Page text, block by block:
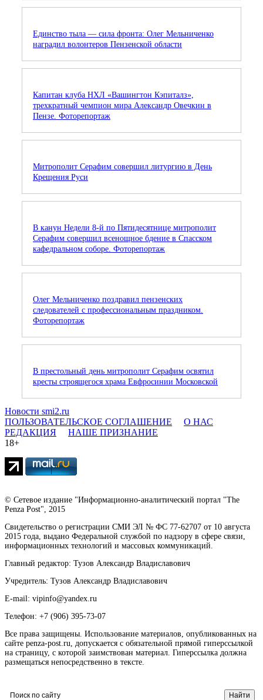
Единство тыла — сила фронта: Олег Мельниченко
наградил волонтеров Пензенской области
Капитан клуба НХЛ «Вашингтон Кэпиталз»,
трехкратный чемпион мира Александр Овечкин в
Пензе. Фоторепортаж
Митрополит Серафим совершил литургию в День
Крещения Руси
В канун Недели 8-й по Пятидесятнице митрополит
Серафим совершил всенощное бдение в Спасском
кафедральном соборе. Фоторепортаж
Олег Мельниченко поздравил пензенских
следователей с профессиональным праздником.
Фоторепортаж
В престольный день митрополит Серафим освятил
кресты строящегося храма Евфросинии Московской
Новости smi2.ru
ПОЛЬЗОВАТЕЛЬСКОЕ СОГЛАШЕНИЕ
О НАС
РЕДАКЦИЯ
НАШЕ ПРИЗНАНИЕ
18+
© Сетевое издание "Информационно-аналитический портал "The
Penza Post", 2015
Свидетельство о регистрации СМИ ЭЛ № ФС 77-62707 от 10 августа
2015 года, выдано Федеральной службой по надзору в сфере связи,
информационных технологий и массовых коммуникаций.
Главный редактор: Тузов Александр Владиславович
Учредитель: Тузов Александр Владиславович
E-mail: vipinfo@yandex.ru
Телефон: +7 (906) 395-73-07
Все права защищены. Использование материалов, опубликованных на
сайте penza-post.ru, допускается с обязательной прямой гиперссылкой
на страницу, с которой заимствован материал. Гиперссылка должна
размещаться непосредственно в тексте.